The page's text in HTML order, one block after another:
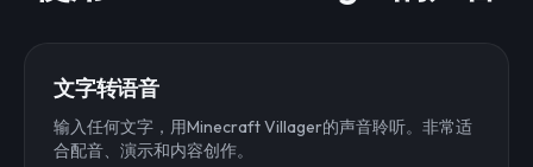
文字转语音
输入任何文字，用Minecraft Villager的声音聆听。非常适
合配音、演示和内容创作。